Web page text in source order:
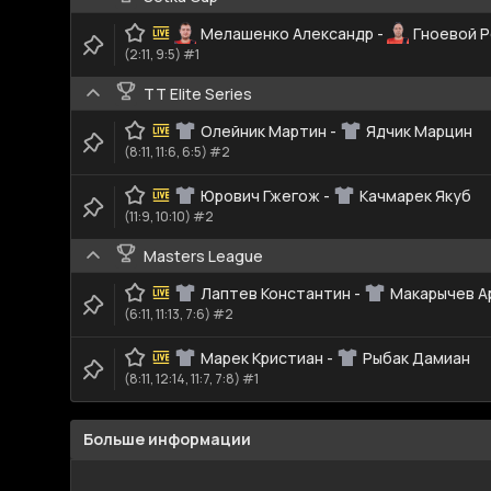
Мелашенко Александр - Гноевой
(2:11, 9:5) #1
TT Elite Series
Олейник Мартин - Ядчик Марцин
(8:11, 11:6, 6:5) #2
Юрович Гжегож - Качмарек Якуб
(11:9, 10:10) #2
Masters League
Лаптев Константин - Макарычев
(6:11, 11:13, 7:6) #2
Марек Кристиан - Рыбак Дамиан
(8:11, 12:14, 11:7, 7:8) #1
Больше информации